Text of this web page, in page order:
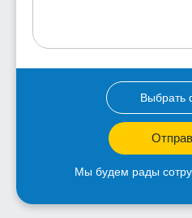
Выбрать
Мы будем рады